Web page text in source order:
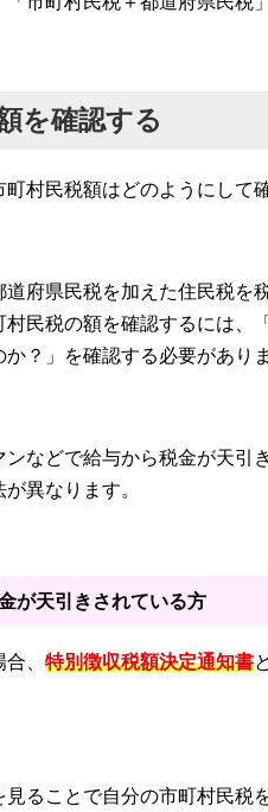
を確認する
村民税額はどのようにして
府県民税を加えた住民税を
民税の額を確認するには、
？」を確認する必要がありま
などで給与から税金が天引
異なります。
が天引きされている方
、 特別徴収税額決定通知書
ることで自分の市町村民税